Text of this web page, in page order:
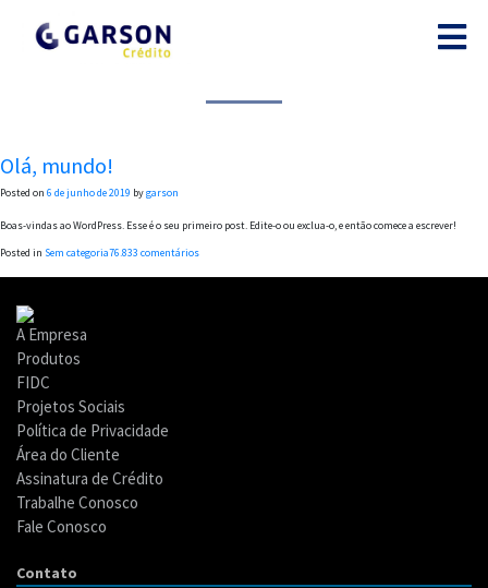
conteúdo
Autor:
Olá, mundo!
Posted on 6 de junho de 2019 bygarson
Boas-vindas ao WordPress. Esse é o seu primeiro post. Edite-o ou exclua-o, e então comece a escrever!
Posted in Sem categoria76.833 comentáriosem
A Empresa
Produtos
FIDC
Projetos Sociais
Política de Privacidade
Área do Cliente
Assinatura de Crédito
Trabalhe Conosco
Fale Conosco
Contato